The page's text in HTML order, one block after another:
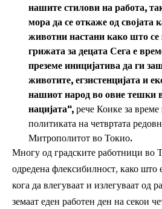
нашите стилови на работа,
мора да се откаже од својата
животни настани како што
грижата за децата Сега е
преземе иницијатива да ги
животите, егзистенцијата и
нашиот народ во овие тешки
нацијата“,рече Коике за време
политиката на четвртата
Митрополитот во Токио.
Многу од градските работници во
одредена флексибилност, како што
кога да влегуваат и излегуваат од
земаат еден работен ден на секои